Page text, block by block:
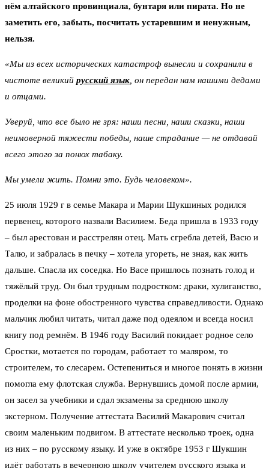
нём алтайского провинциала, бунтаря или пирата. Но не
заметить его, забыть, посчитать устаревшим и ненужным,
нельзя.
«Мы из всех исторических катастроф вынесли и сохранили в
чистоте великий русский язык , он передан нам нашими дедами
и отцами.
Уверуй, что все было не зря: наши песни, наши сказки, наши
неимоверной тяжести победы, наше страдание — не отдавай
всего этого за понюх табаку.
Мы умели жить. Помни это. Будь человеком».
25 июля 1929 г в семье Макара и Марии Шукшиных родился
первенец, которого назвали Василием. Беда пришла в 1933 году
– был арестован и расстрелян отец. Мать сгребла детей, Васю и
Талю, и забралась в печку – хотела угореть, не зная, как жить
дальше. Спасла их соседка. Но Васе пришлось познать голод и
тяжёлый труд. Он был трудным подростком: драки, хулиганство,
проделки на фоне обостренного чувства справедливости. Однако
мальчик любил читать, читал даже под одеялом и всегда носил
книгу под ремнём. В 1946 году Василий покидает родное село
Сростки, мотается по городам, работает то маляром, то
строителем, то слесарем. Остепениться и многое понять в жизни
помогла ему флотская служба. Вернувшись домой после армии,
он засел за учебники и сдал экзамены за среднюю школу
экстерном. Получение аттестата Василий Макарович считал
своим маленьким подвигом. В аттестате несколько троек, одна
из них – по русскому языку. И уже в октябре 1953 г Шукшин
идёт работать в вечернюю школу учителем русского языка и